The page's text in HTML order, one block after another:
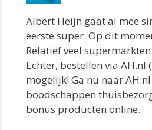
Boni Supermarkt
Rading 146
Loosdrecht 1231KE
5.2 km
Routebeschrijving
Albert Heijn Maarssen
Bisonspoor 1078
Albert Heijn gaat al mee
eerste super. Op dit
Relatief veel
Echter, bestellen via
mogelijk! Ga nu naar
boodschappen
bonus producten online.